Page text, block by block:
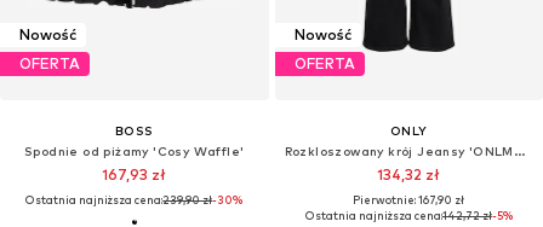
Nowość
OFERTA
BOSS
Spodnie od piżamy 'Cosy Waffle'
167,93 zł
Ostatnia najniższa cena:239,90 zł-30%
Nowość
OFERTA
ONLY
Rozkloszowany krój Jeansy 'ONLMADE'
134,32 zł
Pierwotnie: 167,90 zł
Ostatnia najniższa cena:142,72 zł-5%